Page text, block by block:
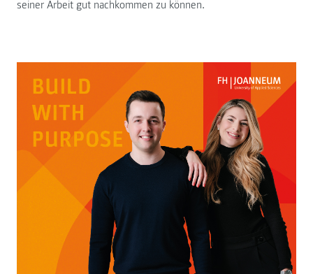
seiner Arbeit gut nachkommen zu können.